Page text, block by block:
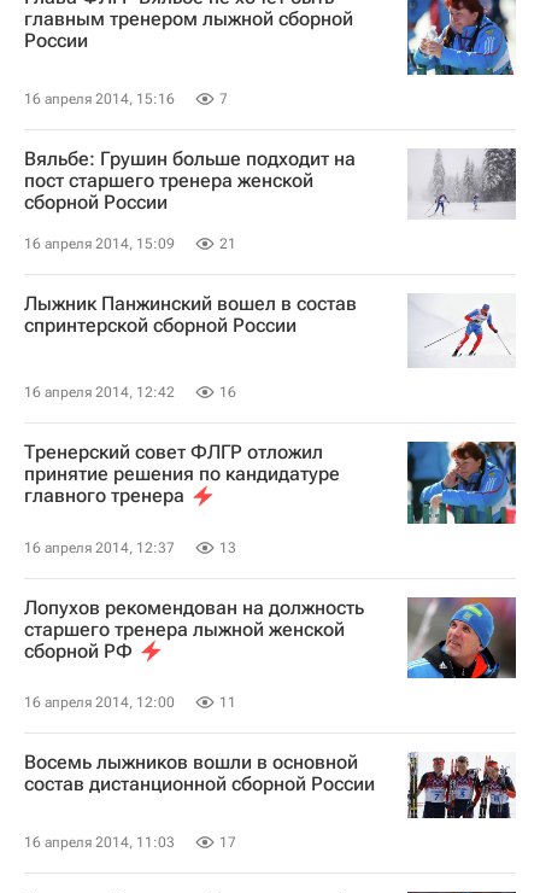
главным тренером лыжной сборной
России
16 апреля 2014, 15:16 7
Вяльбе: Грушин больше подходит на
пост старшего тренера женской
сборной России
16 апреля 2014, 15:09 21
Лыжник Панжинский вошел в состав
спринтерской сборной России
16 апреля 2014, 12:42 16
Тренерский совет ФЛГР отложил
принятие решения по кандидатуре
главного тренера
16 апреля 2014, 12:37 13
Лопухов рекомендован на должность
старшего тренера лыжной женской
сборной РФ
16 апреля 2014, 12:00 11
Восемь лыжников вошли в основной
состав дистанционной сборной России
16 апреля 2014, 11:03 17